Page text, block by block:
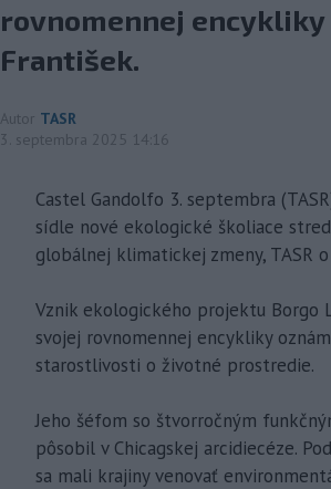
rovnomennej encykliky
František.
Autor TASR
3. septembra 2025 14:16
Castel Gandolfo 3. septembra
sídle nové ekologické školiace
globálnej klimatickej zmeny, TASR
Vznik ekologického projektu Borgo
svojej rovnomennej encykliky
starostlivosti o životné prostredie.
Jeho šéfom so štvorročným
pôsobil v Chicagskej arcidiecéze.
sa mali krajiny venovať